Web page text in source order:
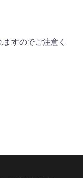
すのでご注意く